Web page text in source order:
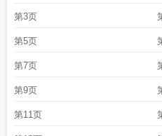
中戏的同班同学
班同学杨幂同班同学
语怎么说
黄晓明同班
素同班同学分手了怎样避免尴尬 同班
第3页
第5页
第7页
第9页
第11页